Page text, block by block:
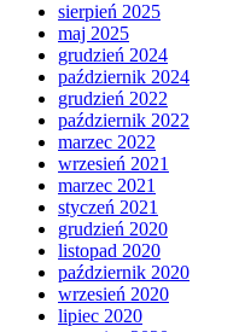
sierpień 2025
maj 2025
grudzień 2024
październik 2024
grudzień 2022
październik 2022
marzec 2022
wrzesień 2021
marzec 2021
styczeń 2021
grudzień 2020
listopad 2020
październik 2020
wrzesień 2020
lipiec 2020